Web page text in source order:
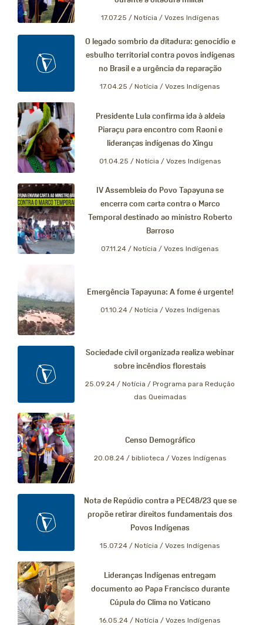
17.07.25 / Notícia / Vozes Indígenas
O legado sombrio da ditadura: genocídio e
esbulho territorial contra povos indígenas
no Brasil e a urgência da reparação
17.04.25 / Notícia / Vozes Indígenas
Presidente Lula confirma ida à aldeia
Piaraçu para encontro com Raoni e
lideranças indígenas do Xingu
01.04.25 / Notícia / Vozes Indígenas
IV Assembleia do Povo Tapayuna se
encerra com carta contra o Marco
Temporal destinado ao ministro Roberto
Barroso
07.11.24 / Notícia / Vozes Indígenas
Emergência Tapayuna: A fome é urgente!
01.10.24 / Notícia / Vozes Indígenas
Sociedade civil organizada realiza webinar
sobre incêndios florestais
25.09.24 / Notícia / Programa para Redução
das Queimadas
Censo Demográfico
20.08.24 / biblioteca / Vozes Indígenas
Nota de Repúdio contra a PEC48/23 que se
propõe retirar direitos fundamentais dos
Povos Indígenas
15.07.24 / Notícia / Vozes Indígenas
Lideranças Indígenas entregam
documento ao Papa Francisco durante
Cúpula do Clima no Vaticano
16.05.24 / Notícia / Vozes Indígenas